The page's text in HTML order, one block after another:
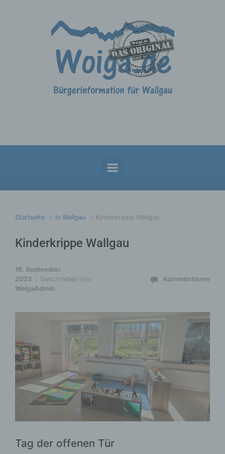
Startseite in Wallgau Kinderkrippe Wallgau
Kinderkrippe Wallgau
16. September
2023
Geschrieben von
WoigaAdmin
Kommentieren
Tag der offenen Tür